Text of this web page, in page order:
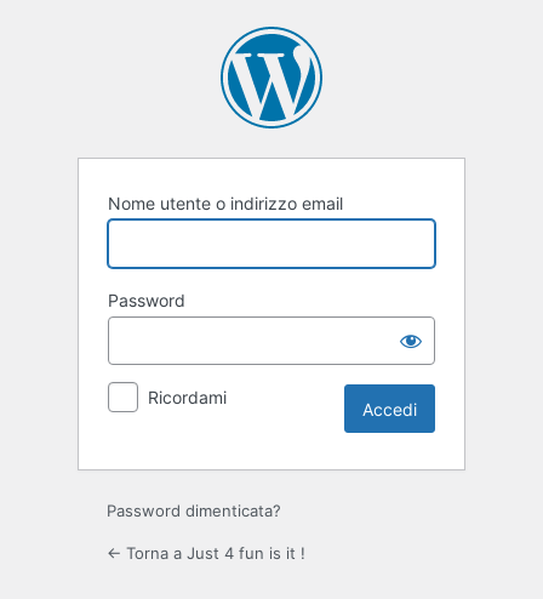
Nome utente o indirizzo email
Password
Ricordami
Password dimenticata?
← Torna a Just 4 fun is it !